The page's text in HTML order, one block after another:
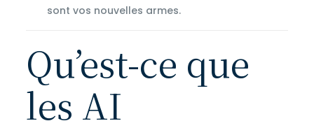
sont vos nouvelles armes.
Qu’est-ce que
les AI